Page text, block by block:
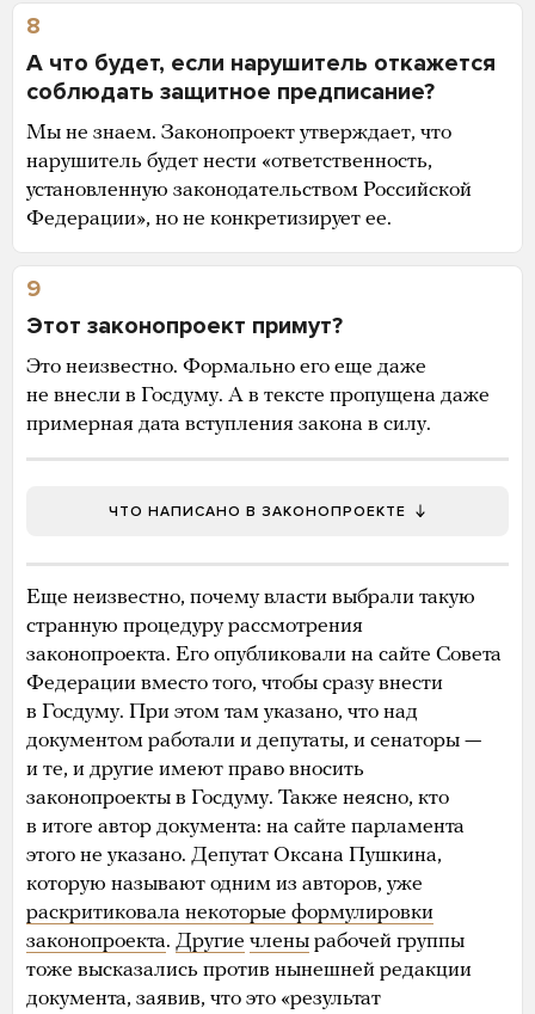
8
А что будет, если нарушитель откажется
соблюдать защитное предписание?
Мы не знаем. Законопроект утверждает, что
нарушитель будет нести «ответственность,
установленную законодательством Российской
Федерации», но не конкретизирует ее.
9
Этот законопроект примут?
Это неизвестно. Формально его еще даже
не внесли в Госдуму. А в тексте пропущена даже
примерная дата вступления закона в силу.
ЧТО НАПИСАНО В ЗАКОНОПРОЕКТЕ
Еще неизвестно, почему власти выбрали такую
странную процедуру рассмотрения
законопроекта. Его опубликовали на сайте Совета
Федерации вместо того, чтобы сразу внести
в Госдуму. При этом там указано, что над
документом работали и депутаты, и сенаторы —
и те, и другие имеют право вносить
законопроекты в Госдуму. Также неясно, кто
в итоге автор документа: на сайте парламента
этого не указано. Депутат Оксана Пушкина,
которую называют одним из авторов, уже
раскритиковала некоторые формулировки
законопроекта. Другие члены рабочей группы
тоже высказались против нынешней редакции
документа, заявив, что это «результат